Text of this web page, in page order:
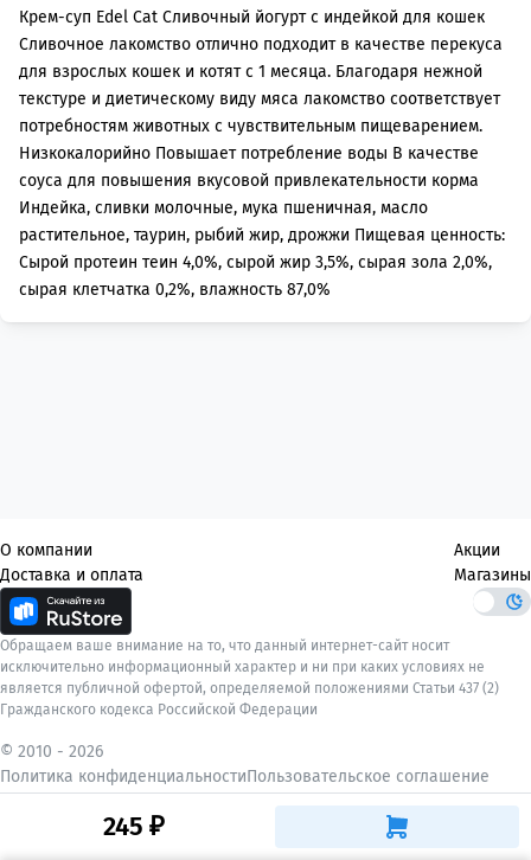
245 ₽
Крем-суп Edel Cat Сливочный йогурт с индейкой для кошек
Сливочное лакомство отлично подходит в качестве перекуса
для взрослых кошек и котят с 1 месяца. Благодаря нежной
текстуре и диетическому виду мяса лакомство соответствует
потребностям животных с чувствительным пищеварением.
Низкокалорийно Повышает потребление воды В качестве
соуса для повышения вкусовой привлекательности корма
Индейка, сливки молочные, мука пшеничная, масло
растительное, таурин, рыбий жир, дрожжи Пищевая ценность:
Сырой протеин теин 4,0%, сырой жир 3,5%, сырая зола 2,0%,
сырая клетчатка 0,2%, влажность 87,0%
О компании
Доставка и оплата
Акции
Магазины
Обращаем ваше внимание на то, что данный интернет-сайт носит
исключительно информационный характер и ни при каких условиях не
является публичной офертой, определяемой положениями Статьи 437 (2)
Гражданского кодекса Российской Федерации
© 2010 - 2026
Политика конфиденциальностиПользовательское соглашение